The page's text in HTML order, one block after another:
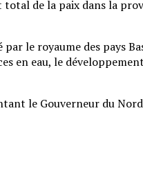
de la paix dans la
le royaume des pays
en eau, le
le Gouverneur du